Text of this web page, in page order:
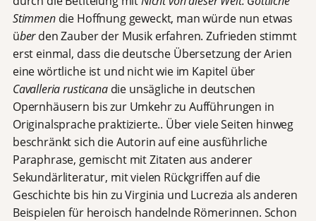
Stimmen die Hoffnung geweckt, man würde nun etwas
überden Zauber der Musik erfahren. Zufrieden stimmt
erst einmal, dass die deutsche Übersetzung der Arien
eine wörtliche ist und nicht wie im Kapitel über
Cavalleria rusticanadie unsägliche in deutschen
Opernhäusern bis zur Umkehr zu Aufführungen in
Originalsprache praktizierte.. Über viele Seiten hinweg
beschränkt sich die Autorin auf eine ausführliche
Paraphrase, gemischt mit Zitaten aus anderer
Sekundärliteratur, mit vielen Rückgriffen auf die
Geschichte bis hin zu Virginia und Lucrezia als anderen
Beispielen für heroisch handelnde Römerinnen. Schon